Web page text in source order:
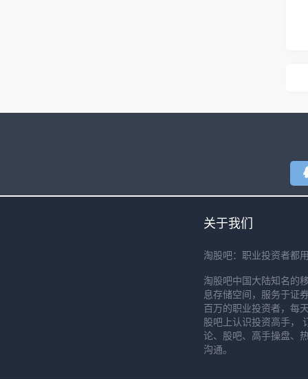
关于我们
淘股吧：职业投资者都
淘股吧中国大陆知名的
息存储空间，服务于证
百万的职业投资者，每
股吧上认识投资高手，
论、股吧、高手操盘、
沟通。